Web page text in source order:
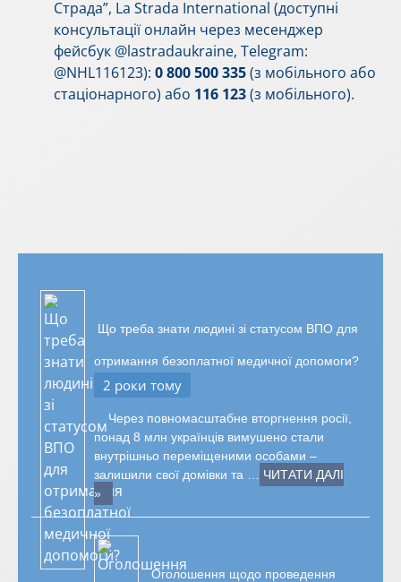
Страда”, La Strada International (доступні
консультації онлайн через месенджер
фейсбук @lastradaukraine, Telegram:
@NHL116123): 0 800 500 335(з мобільного або
стаціонарного) або 116 123(з мобільного).
Що треба знати людині зі статусом ВПО для
отримання безоплатної медичної допомоги?
2 роки тому
Через повномасштабне вторгнення росії,
понад 8 млн українців вимушено стали
внутрішньо переміщеними особами –
залишили свої домівки та …
ЧИТАТИ ДАЛІ
»
Оголошення щодо проведення